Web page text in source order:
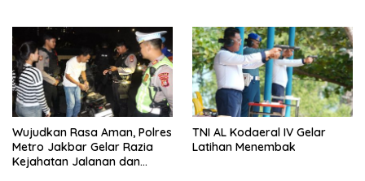
Wujudkan Rasa Aman, Polres
Metro Jakbar Gelar Razia
Kejahatan Jalanan dan
TNI AL Kodaeral IV Gelar
Latihan Menembak